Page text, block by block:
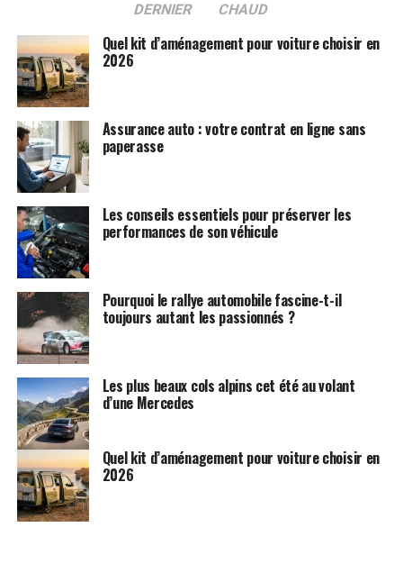
DERNIER CHAUD
Quel kit d’aménagement pour voiture choisir en
2026
Assurance auto : votre contrat en ligne sans
paperasse
Les conseils essentiels pour préserver les
performances de son véhicule
Pourquoi le rallye automobile fascine-t-il
toujours autant les passionnés ?
Les plus beaux cols alpins cet été au volant
d’une Mercedes
Quel kit d’aménagement pour voiture choisir en
2026